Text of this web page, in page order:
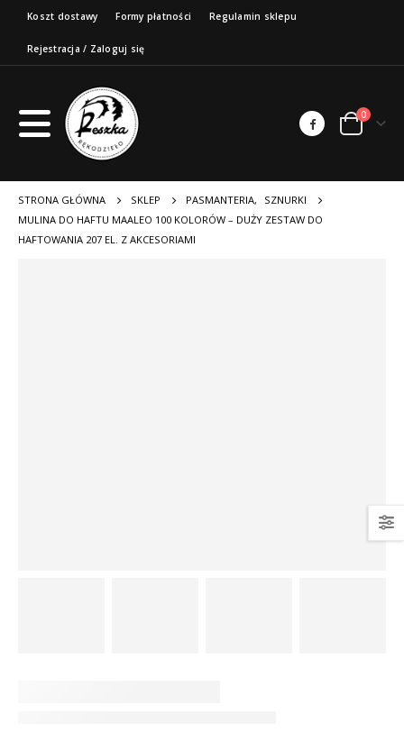
Koszt dostawy Formy płatności Regulamin sklepu
Rejestracja / Zaloguj się
0
STRONA GŁÓWNA SKLEP PASMANTERIA,
SZNURKI
MULINA DO HAFTU MAALEO 100 KOLORÓW – DUŻY ZESTAW DO
HAFTOWANIA 207 EL. Z AKCESORIAMI